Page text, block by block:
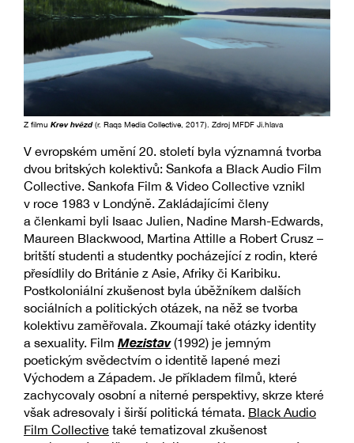
Z filmu Krev hvězd(r. Raqs Media Collective, 2017). Zdroj MFDF Ji.hlava
V evropském umění 20. století byla významná tvorba
dvou britských kolektivů: Sankofa a Black Audio Film
Collective. Sankofa Film & Video Collective vznikl
v roce 1983 v Londýně. Zakládajícími členy
a členkami byli Isaac Julien, Nadine Marsh-Edwards,
Maureen Blackwood, Martina Attille a Robert Crusz –
britští studenti a studentky pocházející z rodin, které
přesídlily do Británie z Asie, Afriky či Karibiku.
Postkoloniální zkušenost byla úběžníkem dalších
sociálních a politických otázek, na něž se tvorba
kolektivu zaměřovala. Zkoumají také otázky identity
a sexuality. Film Mezistav(1992) je jemným
poetickým svědectvím o identitě lapené mezi
Východem a Západem. Je příkladem filmů, které
zachycovaly osobní a niterné perspektivy, skrze které
však adresovaly i širší politická témata. Black Audio
Film Collective také tematizoval zkušenost